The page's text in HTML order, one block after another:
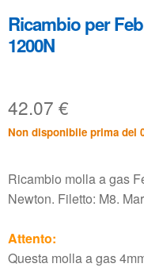
Ricambio per
1200N
42.07 €
Non disponibile prima del
Ricambio molla a gas
Newton. Filetto: M8.
Attento:
Questa molla a gas